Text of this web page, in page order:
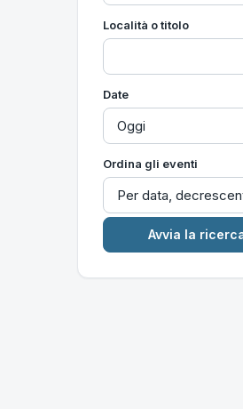
Località o titolo
Date
Ordina gli eventi